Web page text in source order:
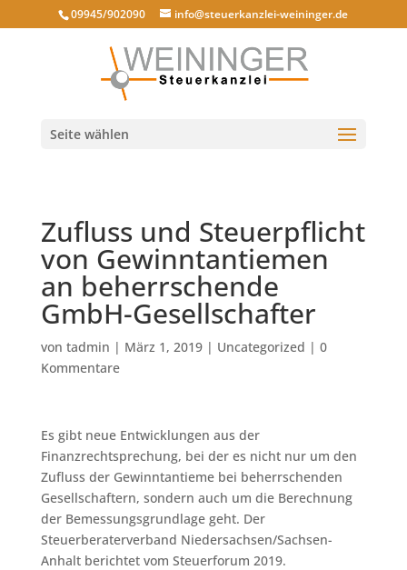
09945/902090 info@steuerkanzlei-weininger.de
Seite wählen
Zufluss und Steuerpflicht
von Gewinntantiemen
an beherrschende
GmbH-Gesellschafter
von tadmin | März 1, 2019| Uncategorized | 0
Kommentare
Es gibt neue Entwicklungen aus der
Finanzrechtsprechung, bei der es nicht nur um den
Zufluss der Gewinntantieme bei beherrschenden
Gesellschaftern, sondern auch um die Berechnung
der Bemessungsgrundlage geht. Der
Steuerberaterverband Niedersachsen/Sachsen-
Anhalt berichtet vom Steuerforum 2019.